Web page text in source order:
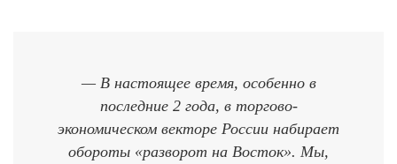
— В настоящее время, особенно в
последние 2 года, в торгово-
экономическом векторе России набирает
обороты «разворот на Восток». Мы,